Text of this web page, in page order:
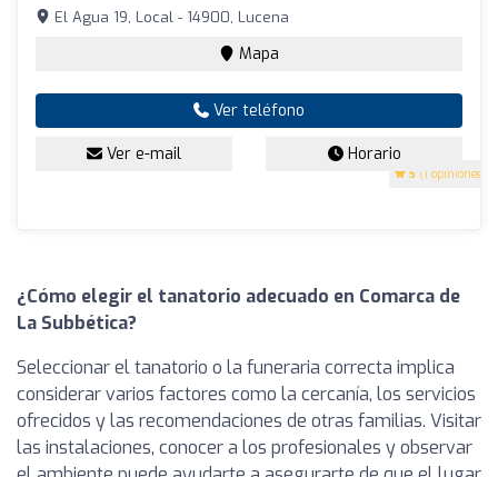
5 (1 opiniones)
El Agua 19, Local - 14900, Lucena
Mapa
Ver teléfono
Ver e-mail Horario
¿Cómo elegir el tanatorio adecuado en Comarca de
La Subbética?
Seleccionar el tanatorio o la funeraria correcta implica
considerar varios factores como la cercanía, los servicios
ofrecidos y las recomendaciones de otras familias. Visitar
las instalaciones, conocer a los profesionales y observar